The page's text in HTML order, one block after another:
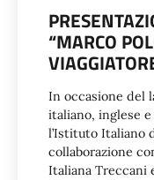
“MARCO
In occasione del
italiano, inglese
l’Istituto Italiano
collaborazione
Italiana Treccani